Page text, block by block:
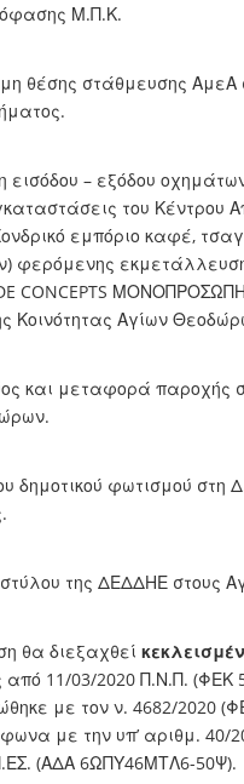
Μ.Π.Κ.
θέσης στάθμευσης ΑμεΑ
εισόδου – εξόδου
του Κέντρου
εμπόριο καφέ,
φερόμενης
CONCEPTS
Κοινότητας Αγίων
και μεταφορά παροχής
δημοτικού φωτισμού στη
της ΔΕΔΔΗΕ στους
θα διεξαχθεί
από 11/03/2020 Π.Ν.Π. (ΦΕΚ
με τον ν. 4682/2020
με την υπ’ αριθμ. 40/
(ΑΔΑ 6ΩΠΥ46ΜΤΛ6-50Ψ).